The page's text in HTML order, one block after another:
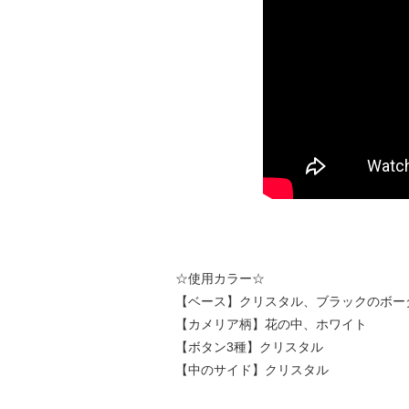
☆使用カラー☆
【ベース】クリスタル、ブラックのボー
【カメリア柄】花の中、ホワイト
【ボタン3種】クリスタル
【中のサイド】クリスタル